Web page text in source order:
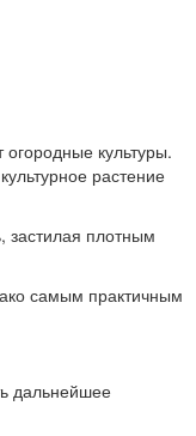
культуры.
растение
застилая плотным
самым практичным
дальнейшее